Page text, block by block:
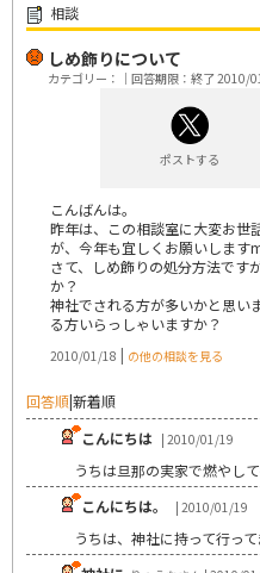
相談
しめ飾りについて
カテゴリー：｜回答期限：終了 2010/
ポストする
こんばんは。
昨年は、この相談室に大変お世
が、今年も宜しくお願いします
さて、しめ飾りの処分方法です
か？
神社でされる方が多いかと思い
る方いらっしゃいますか？
2010/01/18 | の他の相談を見る
回答順|新着順
こんにちは | 2010/01/19
うちは旦那の実家で燃やし
こんにちは。
| 2010/01/19
うちは、神社に持って行って